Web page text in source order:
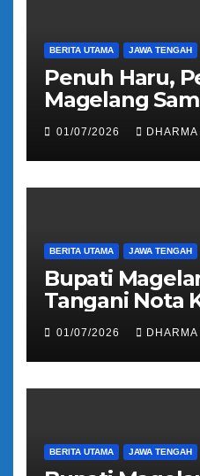
BERITA UTAMA JAWA TENGAH
Penuh Haru,
Magelang
Kepulangan
Kloter 81
01/07/2026 DHARMA
BERITA UTAMA JAWA TENGAH
Bupati
Tangani Nota
Pengalihan
Regident Di
Bandongan
01/07/2026 DHARMA
BERITA UTAMA JAWA TENGAH